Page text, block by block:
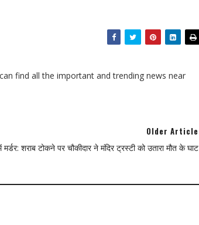
find all the important and trending news near
Older Article
मर्डर: शराब टोकने पर चौकीदार ने मंदिर ट्रस्टी को उतारा मौत के घाट